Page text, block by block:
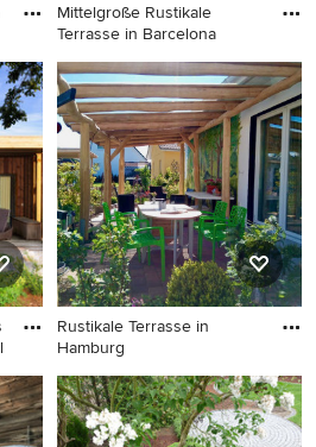
Mittelgroße Rustikale
Terrasse in Barcelona
Mittelgroße Rustikale
Terrasse in Barcelona
in
Rustikale Terrasse in
Hamburg
Rustikale Terrasse in
Hamburg